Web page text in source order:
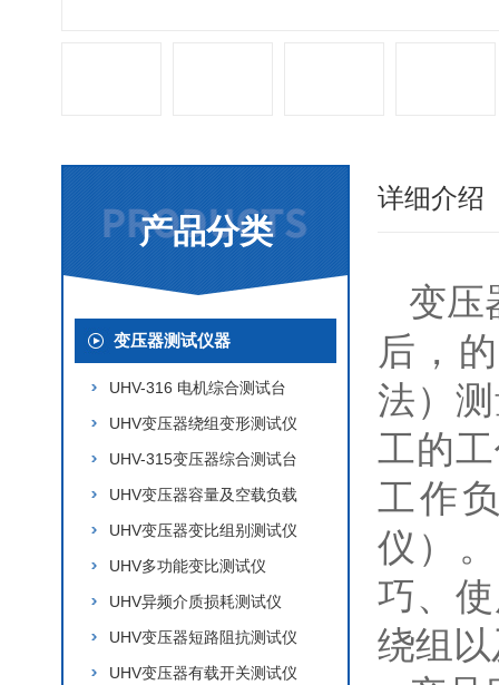
产品分类
变压器测试仪器
UHV-316 电机综合测试台
UHV变压器绕组变形测试仪
UHV-315变压器综合测试台
UHV变压器容量及空载负载
UHV变压器变比组别测试仪
UHV多功能变比测试仪
UHV异频介质损耗测试仪
UHV变压器短路阻抗测试仪
UHV变压器有载开关测试仪
详细介绍
变压
后，
法）
工的
工作
仪）
巧、
绕组